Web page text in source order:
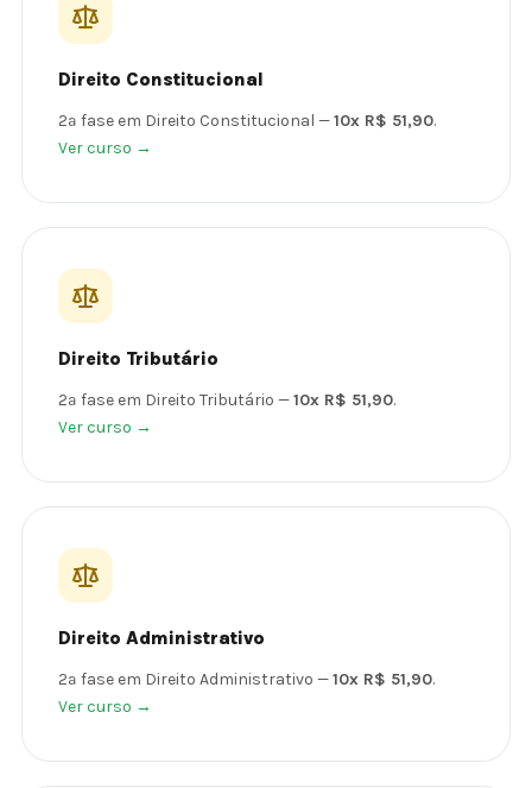
Direito Constitucional
2ª fase em Direito Constitucional —10x R$ 51,90.
Ver curso →
Direito Tributário
2ª fase em Direito Tributário —10x R$ 51,90.
Ver curso →
Direito Administrativo
2ª fase em Direito Administrativo —10x R$ 51,90.
Ver curso →